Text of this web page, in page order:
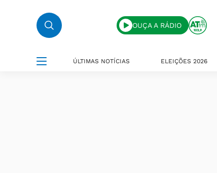
OUÇA A RÁDIO
ÚLTIMAS NOTÍCIAS ELEIÇÕES 2026